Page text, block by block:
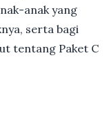
anak yang
serta bagi
tentang Paket C